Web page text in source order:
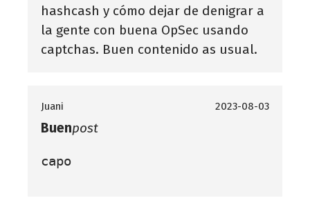
hashcash y cómo dejar de denigrar a
la gente con buena OpSec usando
captchas. Buen contenido as usual.
Juani 2023-08-03
Buenpost
capo